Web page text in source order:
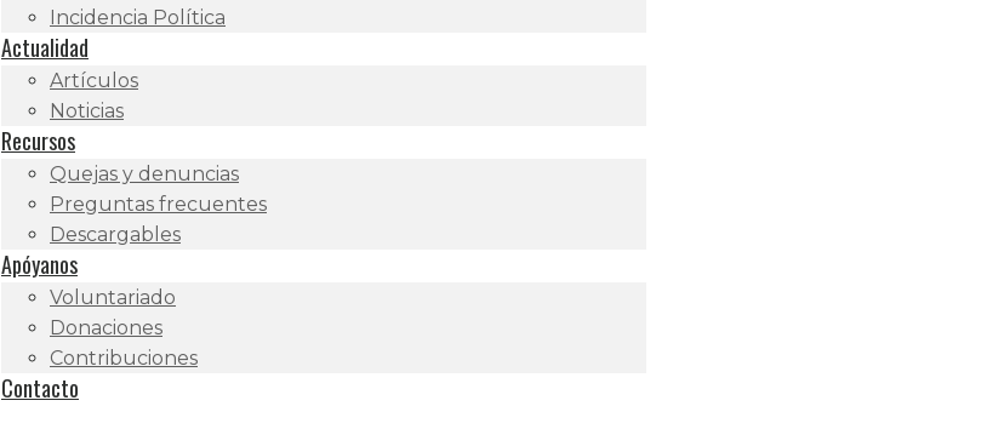
Incidencia Política
Actualidad
Artículos
Noticias
Recursos
Quejas y denuncias
Preguntas frecuentes
Descargables
Apóyanos
Voluntariado
Donaciones
Contribuciones
Contacto